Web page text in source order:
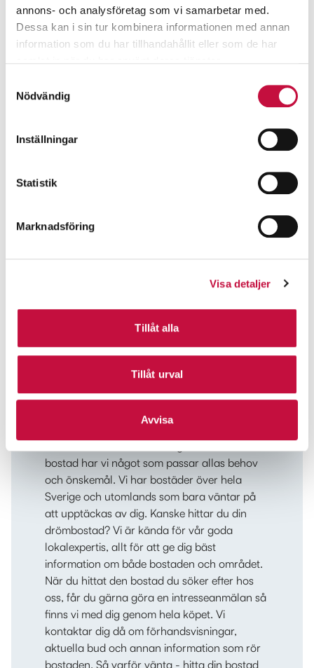
annons- och analysföretag som vi samarbetar med.
Dessa kan i sin tur kombinera informationen med annan
information som du har tillhandahållit eller som de har
Nödvändig
Inställningar
Statistik
Marknadsföring
Visa detaljer
Tillåt alla
Tillåt urval
Avvisa
Valhallavägen 152D
3 rum ·77 m² 4 491 kr/mån
Budgivning pågår
12 950 000 kr
4 rum·94 m²·5 519 kr/mån
Tänker du köpa bostad?
bostad har vi något som passar allas behov
och önskemål. Vi har bostäder över hela
Sverige och utomlands som bara väntar på
att upptäckas av dig. Kanske hittar du din
drömbostad? Vi är kända för vår goda
lokalexpertis, allt för att ge dig bäst
information om både bostaden och området.
När du hittat den bostad du söker efter hos
oss, får du gärna göra en intresseanmälan så
finns vi med dig genom hela köpet. Vi
kontaktar dig då om förhandsvisningar,
aktuella bud och annan information som rör
bostaden. Så varför vänta - hitta din bostad